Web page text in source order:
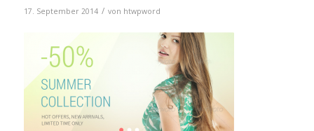
17. September 2014 / von htwpword